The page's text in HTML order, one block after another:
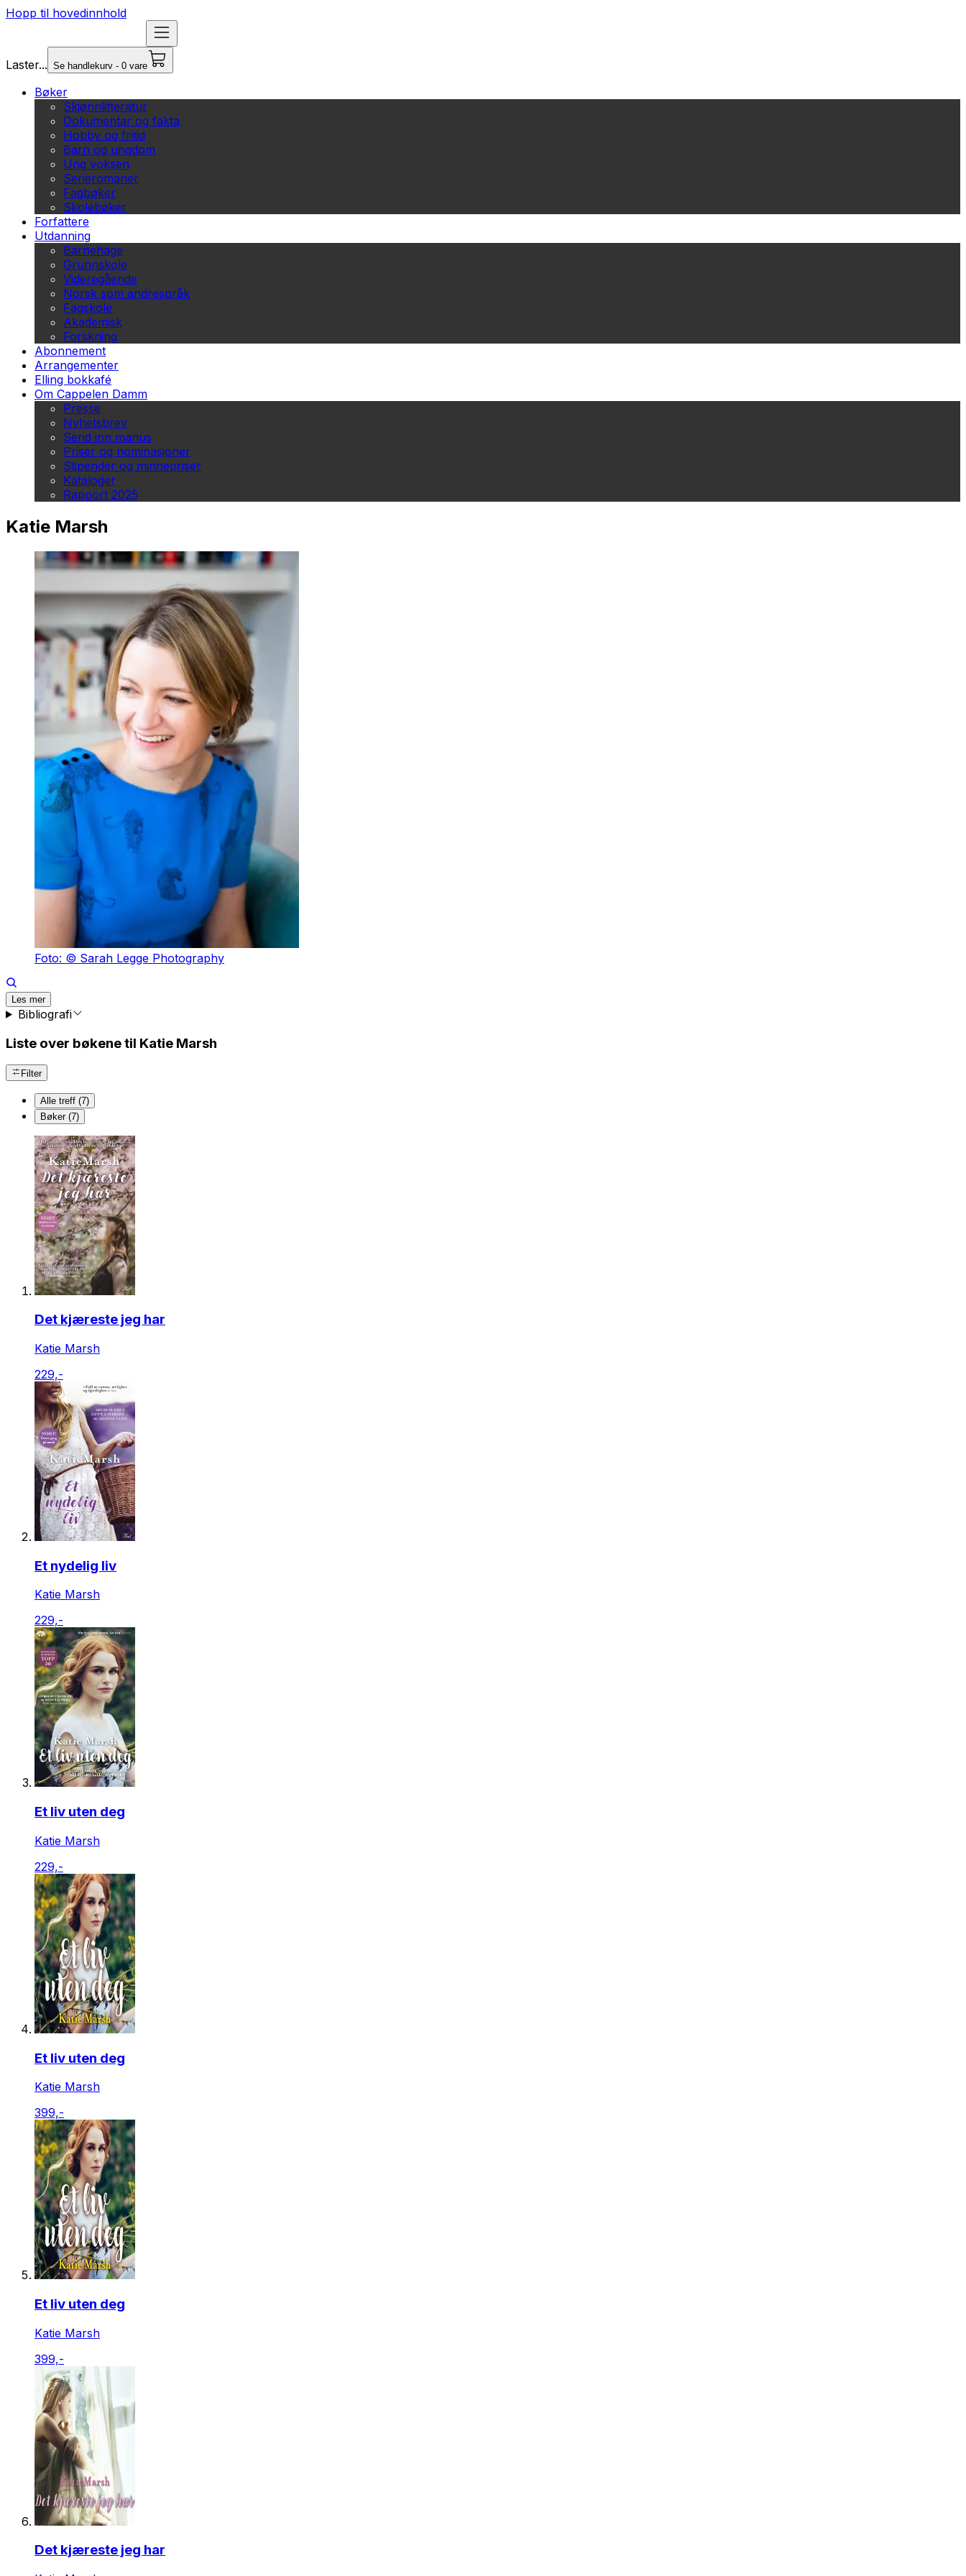
Hopp til hovedinnhold
Laster... Se handlekurv - 0 vare
Bøker
Skjønnlitteratur
Dokumentar og fakta
Hobby og fritid
Barn og ungdom
Ung voksen
Serieromaner
Fagbøker
Skolebøker
Forfattere
Utdanning
Barnehage
Grunnskole
Videregående
Norsk som andrespråk
Fagskole
Akademisk
Forskning
Abonnement
Arrangementer
Elling bokkafé
Om Cappelen Damm
Presse
Nyhetsbrev
Send inn manus
Priser og nominasjoner
Stipender og minnepriser
Kataloger
Rapport 2025
Katie Marsh
Foto: © Sarah Legge Photography
Les mer
Bibliografi
Liste over bøkene til Katie Marsh
Filter
Alle treff (7)
Bøker (7)
Det kjæreste jeg har
Katie Marsh
229,-
Et nydelig liv
Katie Marsh
229,-
Et liv uten deg
Katie Marsh
229,-
Et liv uten deg
Katie Marsh
399,-
Et liv uten deg
Katie Marsh
399,-
Det kjæreste jeg har